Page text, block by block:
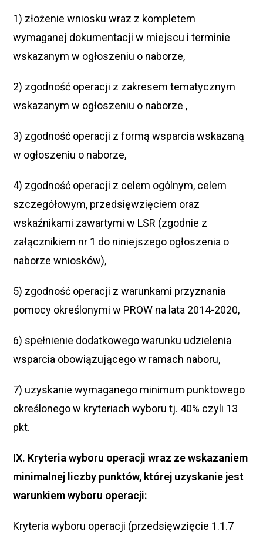
1) złożenie wniosku wraz z kompletem
wymaganej dokumentacji w miejscu i terminie
wskazanym w ogłoszeniu o naborze,
2) zgodność operacji z zakresem tematycznym
wskazanym w ogłoszeniu o naborze ,
3) zgodność operacji z formą wsparcia wskazaną
w ogłoszeniu o naborze,
4) zgodność operacji z celem ogólnym, celem
szczegółowym, przedsięwzięciem oraz
wskaźnikami zawartymi w LSR (zgodnie z
załącznikiem nr 1 do niniejszego ogłoszenia o
naborze wniosków),
5) zgodność operacji z warunkami przyznania
pomocy określonymi w PROW na lata 2014-2020,
6) spełnienie dodatkowego warunku udzielenia
wsparcia obowiązującego w ramach naboru,
7) uzyskanie wymaganego minimum punktowego
określonego w kryteriach wyboru tj. 40% czyli 13
pkt.
IX. Kryteria wyboru operacji wraz ze wskazaniem
minimalnej liczby punktów, której uzyskanie jest
warunkiem wyboru operacji:
Kryteria wyboru operacji (przedsięwzięcie 1.1.7